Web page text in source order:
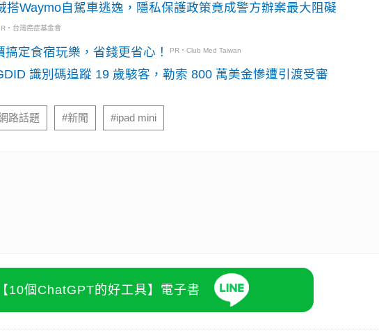
Waymo自駕車逃逸，隱私保護政策竟成警方辦案最大阻礙
・台灣癌症基金會
定食宿玩樂，省錢更省心！ PR・Club Med Taiwan
識別碼追蹤 19 歲駭客，勒索 800 萬美金慘遭引渡受審
路話題 #新聞 #ipad mini
10個ChatGPT的好工具】電子書